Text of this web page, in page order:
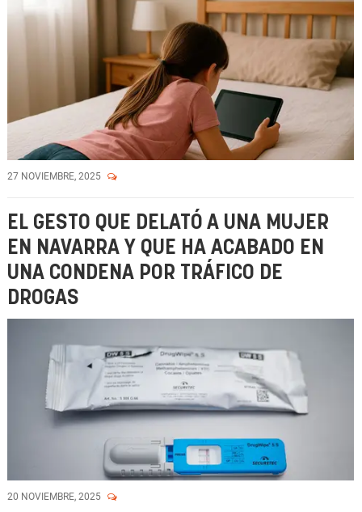
27 NOVIEMBRE, 2025
EL GESTO QUE DELATÓ A UNA MUJER
EN NAVARRA Y QUE HA ACABADO EN
UNA CONDENA POR TRÁFICO DE
DROGAS
20 NOVIEMBRE, 2025